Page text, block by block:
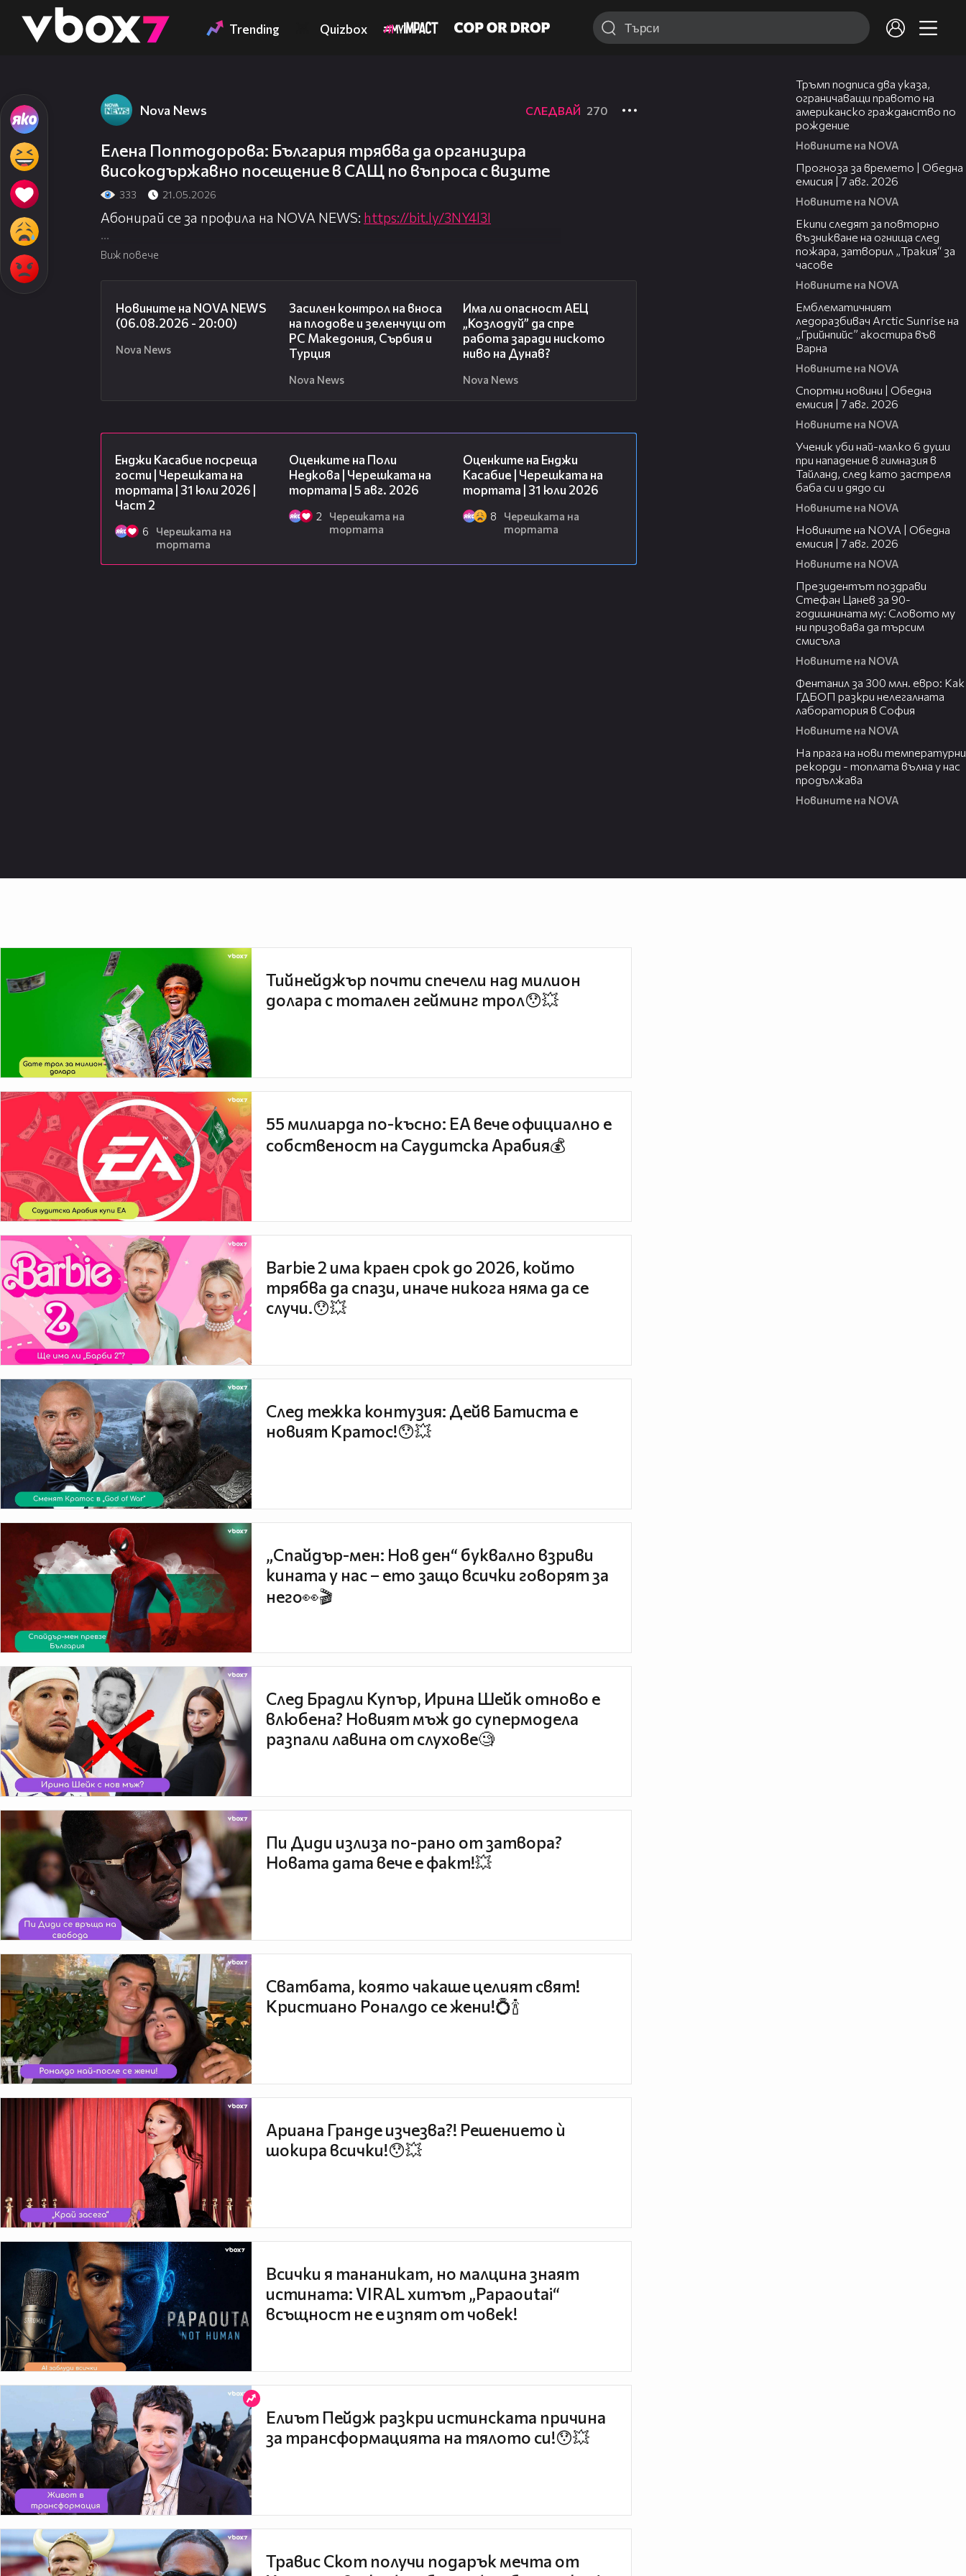
👾 Trending Quizbox
Nova News СЛЕДВАЙ 270
Елена Поптодорова: България трябва да организира
високодържавно посещение в САЩ по въпроса с визите
333 21.05.2026
Абонирай се за профила на NOVA NEWS: https://bit.ly/3NY4l3I
Посети официалния сайт:
Гледай NOVA NEWS на живо:http://nova.bg/live/news
Виж повече
Новините на NOVA NEWS
(06.08.2026 - 20:00)
Nova News
Засилен контрол на вноса
на плодове и зеленчуци от
РС Македония, Сърбия и
Турция
Nova News
Има ли опасност АЕЦ
„Козлодуй” да спре
работа заради ниското
ниво на Дунав?
Nova News
Енджи Касабие посреща
гости | Черешката на
тортата | 31 юли 2026 |
Част 2
6
Черешката на
тортата
Оценките на Поли
Недкова | Черешката на
тортата | 5 авг. 2026
2
Черешката на
тортата
Оценките на Енджи
Касабие | Черешката на
тортата | 31 юли 2026
8
Черешката на
тортата
Тръмп подписа два указа,
ограничаващи правото на
американско гражданство по
рождение
Новините на NOVA
Прогноза за времето | Обедна
емисия | 7 авг. 2026
Новините на NOVA
Екипи следят за повторно
възникване на огнища след
пожара, затворил „Тракия“ за
часове
Новините на NOVA
Емблематичният
ледоразбивач Arctic Sunrise на
„Грийнпийс” акостира във
Варна
Новините на NOVA
Спортни новини | Обедна
емисия | 7 aвг. 2026
Новините на NOVA
Ученик уби най-малко 6 души
при нападение в гимназия в
Тайланд, след като застреля
баба си и дядо си
Новините на NOVA
Новините на NOVA | Обедна
емисия | 7 авг. 2026
Новините на NOVA
Президентът поздрави
Стефан Цанев за 90-
годишнината му: Словото му
ни призовава да търсим
смисъла
Новините на NOVA
Фентанил за 300 млн. евро: Как
ГДБОП разкри нелегалната
лаборатория в София
Новините на NOVA
На прага на нови температурни
рекорди - топлата вълна у нас
продължава
Новините на NOVA
Тийнейджър почти спечели над милион
долара с тотален гейминг трол😯💥
55 милиарда по-късно: EA вече официално е
собственост на Саудитска Арабия💰
Barbie 2 има краен срок до 2026, който
трябва да спази, иначе никога няма да се
случи.😯💥
След тежка контузия: Дейв Батиста е
новият Кратос!😯💥
„Спайдър-мен: Нов ден“ буквално взриви
кината у нас – ето защо всички говорят за
него👀🎬
След Брадли Купър, Ирина Шейк отново е
влюбена? Новият мъж до супермодела
разпали лавина от слухове🧐
Пи Диди излиза по-рано от затвора?
Новата дата вече е факт!💥
Сватбата, която чакаше целият свят!
Кристиано Роналдо се жени!💍🍾
Ариана Гранде изчезва?! Решението ѝ
шокира всички!😯💥
Всички я тананикат, но малцина знаят
истината: VIRAL хитът „Papaoutai“
всъщност не е изпят от човек!
Елиът Пейдж разкри истинската причина
за трансформацията на тялото си!😯💥
Травис Скот получи подарък мечта от